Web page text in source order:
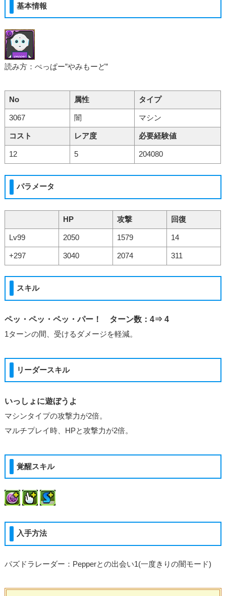
基本情報
読み方：ぺっぱー”やみもーど”
No 属性 タイプ
3067 闇 マシン
コスト レア度 必要経験値
12 5 204080
パラメータ
HP 攻撃 回復
Lv99 2050 1579 14
+297 3040 2074 311
スキル
ペッ・ペッ・ペッ・パー！ ターン数：4⇒ 4
1ターンの間、受けるダメージを軽減。
リーダースキル
いっしょに遊ぼうよ
マシンタイプの攻撃力が2倍。
マルチプレイ時、HPと攻撃力が2倍。
覚醒スキル
入手方法
パズドラレーダー：Pepperとの出会い1(一度きりの闇モード)